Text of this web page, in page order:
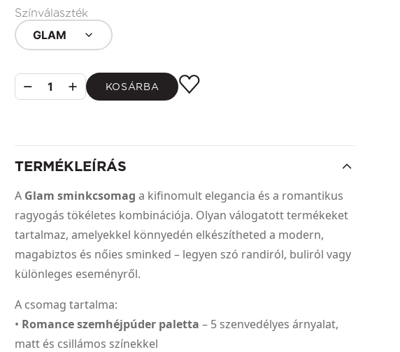
Színválaszték
GLAM
1 KOSÁRBA
TERMÉKLEÍRÁS
A Glam sminkcsomag a kifinomult elegancia és a romantikus
ragyogás tökéletes kombinációja. Olyan válogatott termékeket
tartalmaz, amelyekkel könnyedén elkészítheted a modern,
magabiztos és nőies sminked – legyen szó randiról, buliról vagy
különleges eseményről.
A csomag tartalma:
• Romance szemhéjpúder paletta – 5 szenvedélyes árnyalat,
matt és csillámos színekkel